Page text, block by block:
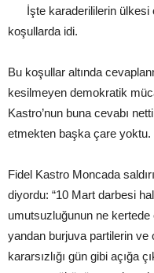
İşte karaderililerin ülkesi
koşullarda idi.
Bu koşullar altında
kesilmeyen demokratik
Kastro’nun buna cevabı
etmekten başka çare yoktu.
Fidel Kastro Moncada
diyordu: “10 Mart darbesi
umutsuzluğunun ne
yandan burjuva partilerin ve
kararsızlığı gün gibi açığa